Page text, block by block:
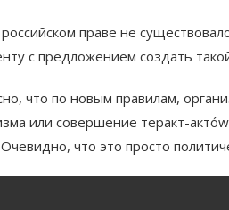
праве не
с предложением создать
что по новым правилам,
или совершение теракт-
что это просто